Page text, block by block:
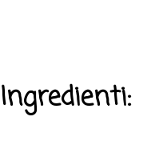
Ingredienti: